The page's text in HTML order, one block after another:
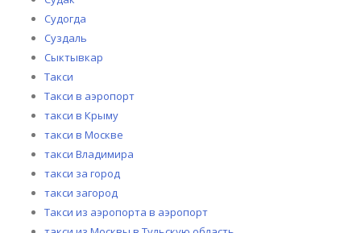
Судогда
Суздаль
Сыктывкар
Такси
Такси в аэропорт
такси в Крыму
такси в Москве
такси Владимира
такси за город
такси загород
Такси из аэропорта в аэропорт